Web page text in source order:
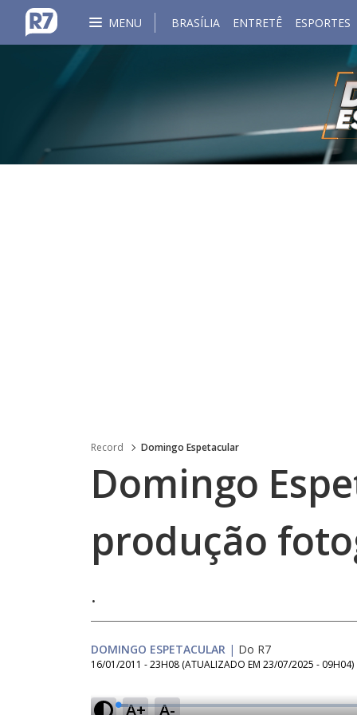
MENU BRASÍLIA ENTRETÊ ESPORTES
Record Domingo Espetacular
Domingo
produção
.
DOMINGO ESPETACULAR | Do R7
16/01/2011 - 23H08 (ATUALIZADO EM 23/07/2025 - 09H04)
A+ A-
L